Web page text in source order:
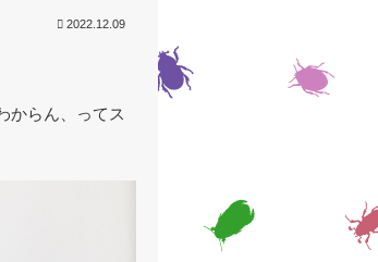
2022.12.09
らん、ってス